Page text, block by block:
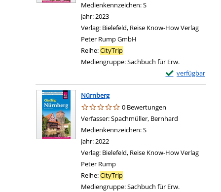
Medienkennzeichen:S
Jahr:2023
Verlag: Bielefeld, Reise Know-How Verlag
Peter Rump GmbH
Reihe:CityTrip
Mediengruppe:Sachbuch für Erw.
verfügbar
Exemplar-Details
Nürnberg
0 Bewertungen
Verfasser:Spachmüller, Bernhard
Medienkennzeichen:S
Jahr:2022
Verlag: Bielefeld, Reise Know-How Verlag
Peter Rump
Reihe:CityTrip
Mediengruppe:Sachbuch für Erw.